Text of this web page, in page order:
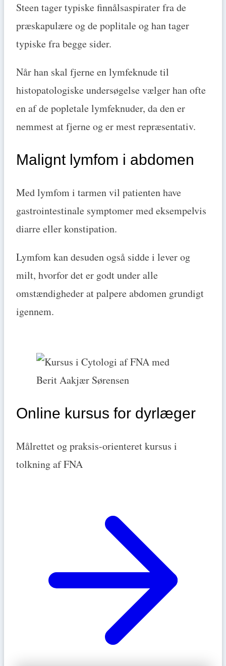
Steen tager typiske finnålsaspirater fra de
præskapulære og de poplitale og han tager
typiske fra begge sider.
Når han skal fjerne en lymfeknude til
histopatologiske undersøgelse vælger han ofte
en af de popletale lymfeknuder, da den er
nemmest at fjerne og er mest repræsentativ.
Malignt lymfom i abdomen
Med lymfom i tarmen vil patienten have
gastrointestinale symptomer med eksempelvis
diarre eller konstipation.
Lymfom kan desuden også sidde i lever og
milt, hvorfor det er godt under alle
omstændigheder at palpere abdomen grundigt
igennem.
Online kursus for dyrlæger
Målrettet og praksis-orienteret kursus i
tolkning af FNA